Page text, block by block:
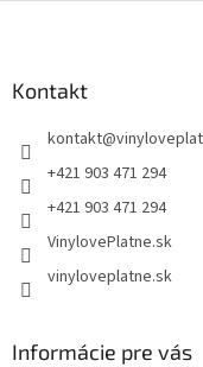
Kontakt
kontakt@
+421 903 471 294
+421 903 471 294
VinylovePlatne.sk
vinyloveplatne.sk
Informácie pre vás